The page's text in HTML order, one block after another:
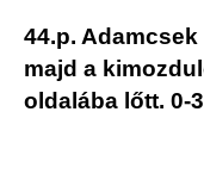
44.p.
majd a
oldalába lőtt. 0-